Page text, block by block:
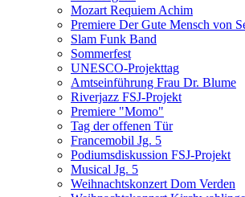
Mozart Requiem Achim
Premiere Der Gute Mensch von
Slam Funk Band
Sommerfest
UNESCO-Projekttag
Amtseinführung Frau Dr. Blume
Riverjazz FSJ-Projekt
Premiere "Momo"
Tag der offenen Tür
Francemobil Jg. 5
Podiumsdiskussion FSJ-Projekt
Musical Jg. 5
Weihnachtskonzert Dom Verden